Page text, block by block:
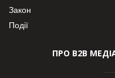
Закон
Події
ПРО В2В